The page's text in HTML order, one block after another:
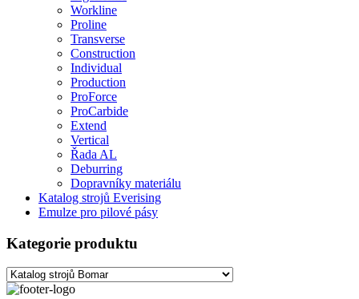
Workline
Proline
Transverse
Construction
Individual
Production
ProForce
ProCarbide
Extend
Vertical
Řada AL
Deburring
Dopravníky materiálu
Katalog strojů Everising
Emulze pro pilové pásy
Kategorie produktu